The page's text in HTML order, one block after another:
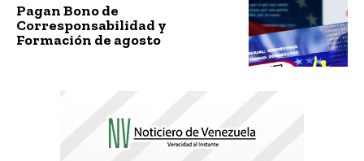
Pagan Bono de
Corresponsabilidad y
Formación de agosto